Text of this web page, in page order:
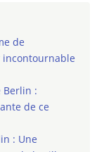
de
incontournable
:
de ce
: Une